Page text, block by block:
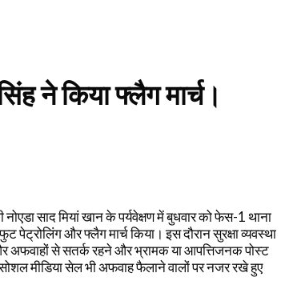
ने किया फ्लैग मार्च।
साद मियां खान के पर्यवेक्षण में बुधवार को फेस-1 थाना
पेट्रोलिंग और फ्लैग मार्च किया। इस दौरान सुरक्षा व्यवस्था
और अफवाहों से सतर्क रहने और भ्रामक या आपत्तिजनक पोस्ट
मीडिया सेल भी अफवाह फैलाने वालों पर नजर रखे हुए